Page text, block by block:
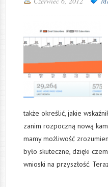
także określić, jakie
zanim rozpoczną nową
mamy możliwość
było skuteczne, dzięki
wnioski na przyszłość.